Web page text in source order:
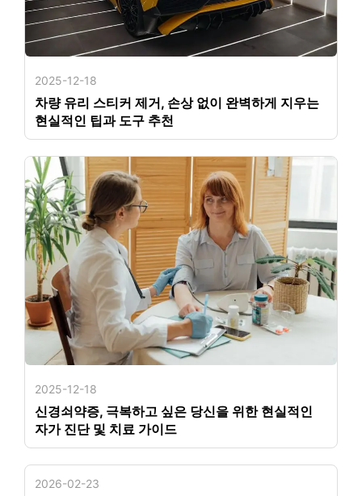
2025-12-18
차량 유리 스티커 제거, 손상 없이 완벽하게 지우는
현실적인 팁과 도구 추천
2025-12-18
신경쇠약증, 극복하고 싶은 당신을 위한 현실적인
자가 진단 및 치료 가이드
2026-02-23